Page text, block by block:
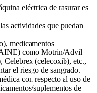
eléctrica de rasurar es
actividades que puedan
medicamentos
como Motrin/Advil
Celebrex (celecoxib), etc.,
el riesgo de sangrado.
con respecto al uso de
suplementos de